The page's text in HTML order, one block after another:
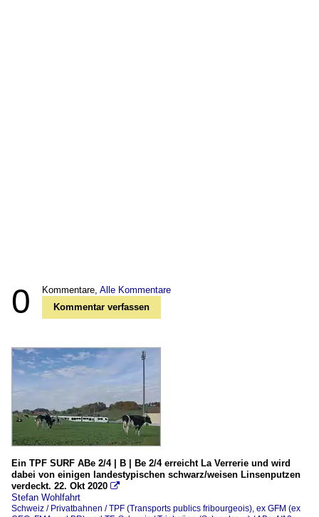
0 Kommentare, Alle Kommentare
Kommentar verfassen
Ein TPF SURF ABe 2/4 | B | Be 2/4 erreicht La Verrerie und wird
dabei von einigen landestypischen schwarz/weisen Linsenputzen
verdeckt. 22. Okt 2020 
Stefan Wohlfahrt
Schweiz / Privatbahnen / TPF (Transports publics fribourgeois), ex GFM (ex